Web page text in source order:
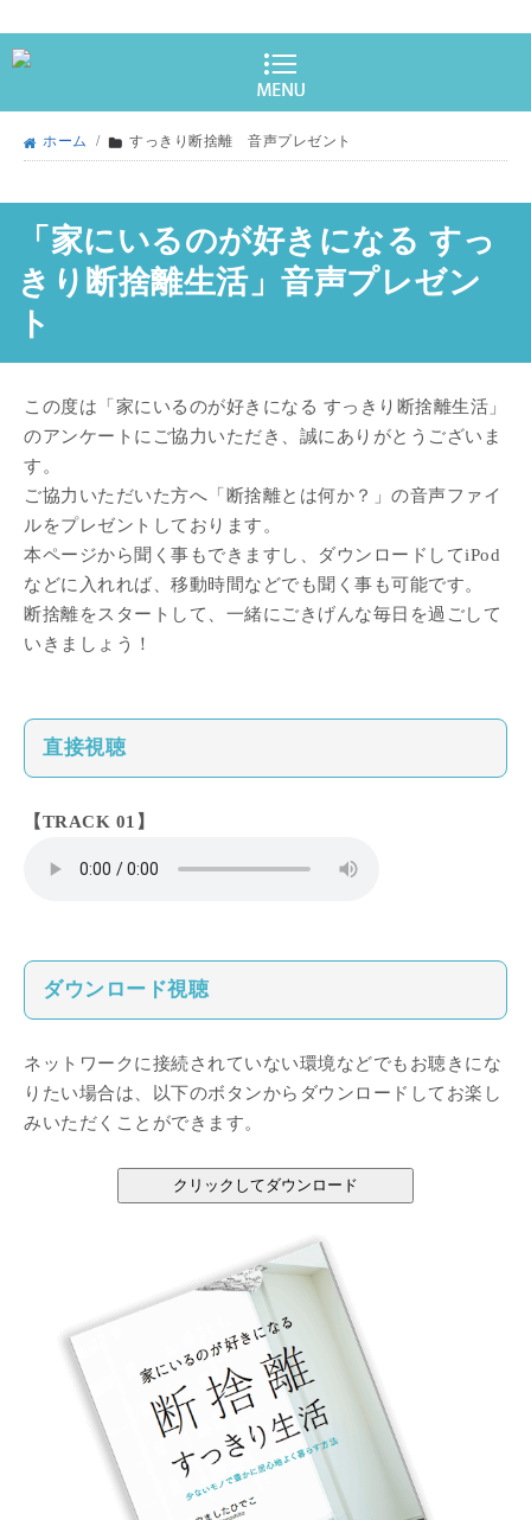
ホーム / すっきり断捨離 音声プレゼント
「家にいるのが好きになる すっ
きり断捨離生活」音声プレゼン
ト
この度は「家にいるのが好きになる すっきり断捨離生活」
のアンケートにご協力いただき、誠にありがとうございま
す。
ご協力いただいた方へ「断捨離とは何か？」の音声ファイ
ルをプレゼントしております。
本ページから聞く事もできますし、ダウンロードしてiPod
などに入れれば、移動時間などでも聞く事も可能です。
断捨離をスタートして、一緒にごきげんな毎日を過ごして
いきましょう！
直接視聴
【TRACK 01】
ダウンロード視聴
ネットワークに接続されていない環境などでもお聴きにな
りたい場合は、以下のボタンからダウンロードしてお楽し
みいただくことができます。
クリックしてダウンロード